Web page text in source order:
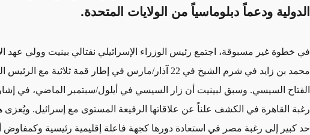
الدولية ودعماً دبلوماسياً من الولايات المتحدة.
في خطوة غير مسبوقة، اجتمع رئيس الوزراء الإسرائيلي نفتالي بينيت وولي عهد
محمد بن زايد في شرم الشيخ في 22 آذار/مارس في إطار قمة ثلاثية مع
الفتاح السيسي. وسبق لبينيت أن زار السيسي في أيلول/سبتمبر
الماضي، في
رغبة القاهرة في الكشف علناً عن علاقاتها الرفيعة المستوى مع إسرائيل. ويُعزى
حد كبير
إلى رغبة مصر في استعادة دورها كجهة فاعلة إقليمية رئيسية